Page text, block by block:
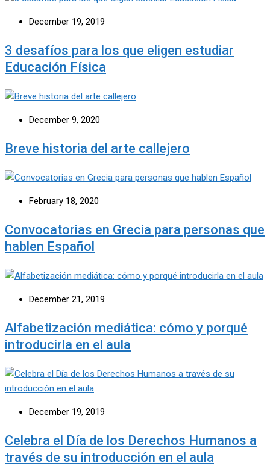
December 19, 2019
3 desafíos para los que eligen estudiar
Educación Física
December 9, 2020
Breve historia del arte callejero
February 18, 2020
Convocatorias en Grecia para personas que
hablen Español
December 21, 2019
Alfabetización mediática: cómo y porqué
introducirla en el aula
December 19, 2019
Celebra el Día de los Derechos Humanos a
través de su introducción en el aula